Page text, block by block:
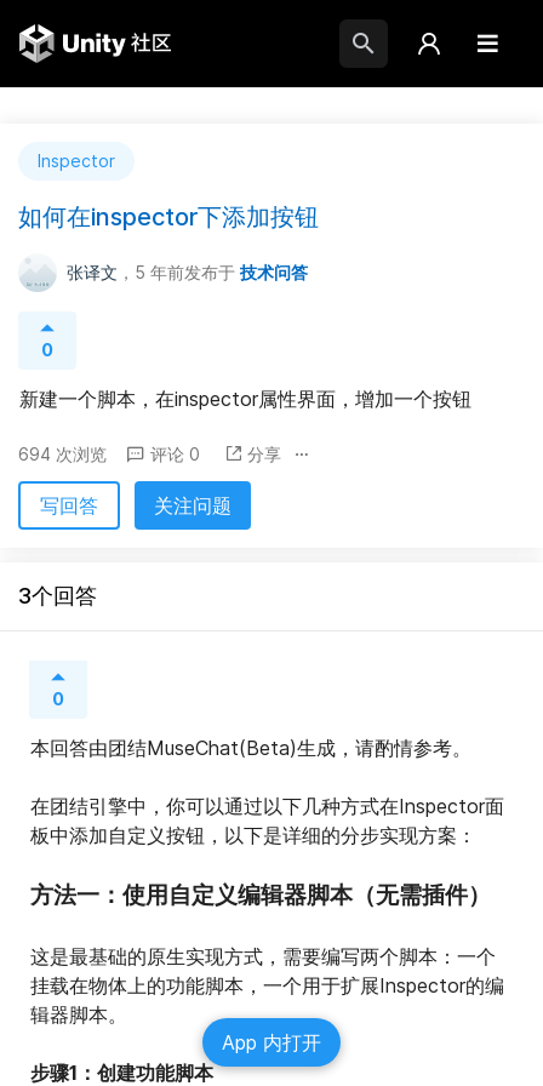
Inspector
如何在inspector下添加按钮
张译文 ，5 年前发布于 技术问答
0
新建一个脚本，在inspector属性界面，增加一个按钮
694 次浏览 评论 0 分享
写回答 关注问题
3个回答
0
本回答由团结MuseChat(Beta)生成，请酌情参考。
在团结引擎中，你可以通过以下几种方式在Inspector面
板中添加自定义按钮，以下是详细的分步实现方案：
方法一：使用自定义编辑器脚本（无需插件）
这是最基础的原生实现方式，需要编写两个脚本：一个
挂载在物体上的功能脚本，一个用于扩展Inspector的编
辑器脚本。
步骤1：创建功能脚本
App 内打开